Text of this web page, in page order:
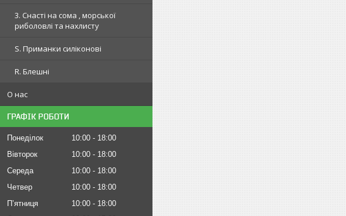
3. Снасті на сома , морської
риболовлі та нахлисту
S. Приманки силіконові
R. Блешні
О нас
ГРАФІК РОБОТИ
Понеділок 10:00
18:00
Вівторок
10:00
18:00
Середа
10:00
18:00
Четвер
10:00
18:00
Пʼятниця
10:00
18:00